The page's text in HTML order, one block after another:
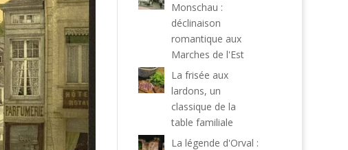
Monschau :
déclinaison
romantique aux
Marches de l'Est
La frisée aux
lardons, un
classique de la
table familiale
La légende d'Orval :